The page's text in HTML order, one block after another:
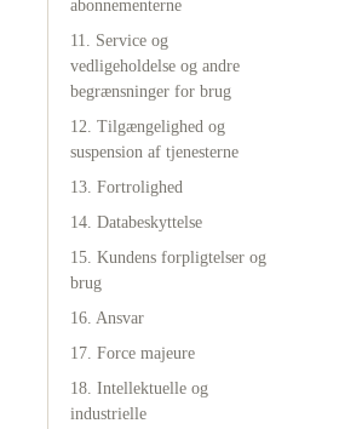
abonnementerne
11. Service og
vedligeholdelse og andre
begrænsninger for brug
12. Tilgængelighed og
suspension af tjenesterne
13. Fortrolighed
14. Databeskyttelse
15. Kundens forpligtelser og
brug
16. Ansvar
17. Force majeure
18. Intellektuelle og
industrielle